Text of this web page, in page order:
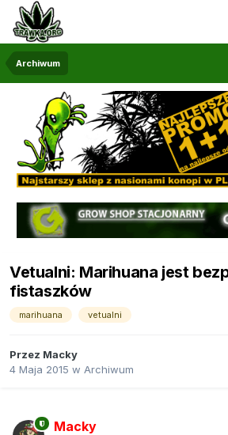
Archiwum
Vetualni: Marihuana jest
fistaszków
marihuana vetualni
Przez Macky
4 Maja 2015 w Archiwum
Macky